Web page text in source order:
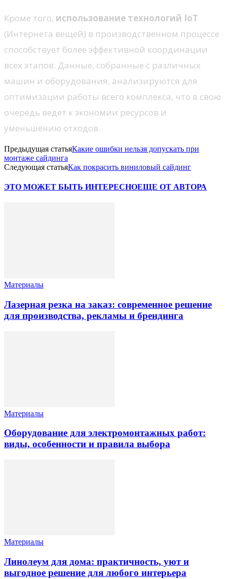
Кроме того, использование технологий IoT
(Интернета вещей) в производственном процессе
способствует более эффективной координации
всех этапов. Данные, собранные с различных
машин и оборудования, анализируются для
оптимизации работы всего комплекса, что в свою
очередь ведет к экономии ресурсов и
уменьшению отходов.
Предыдущая статьяКакие ошибки нельзя допускать при
монтаже сайдинга
Следующая статьяКак покрасить виниловый сайдинг
ЭТО МОЖЕТ БЫТЬ ИНТЕРЕСНОЕЩЕ ОТ АВТОРА
Материалы
Лазерная резка на заказ: современное решение
для производства, рекламы и брендинга
Материалы
Оборудование для электромонтажных работ:
виды, особенности и правила выбора
Материалы
Линолеум для дома: практичность, уют и
выгодное решение для любого интерьера